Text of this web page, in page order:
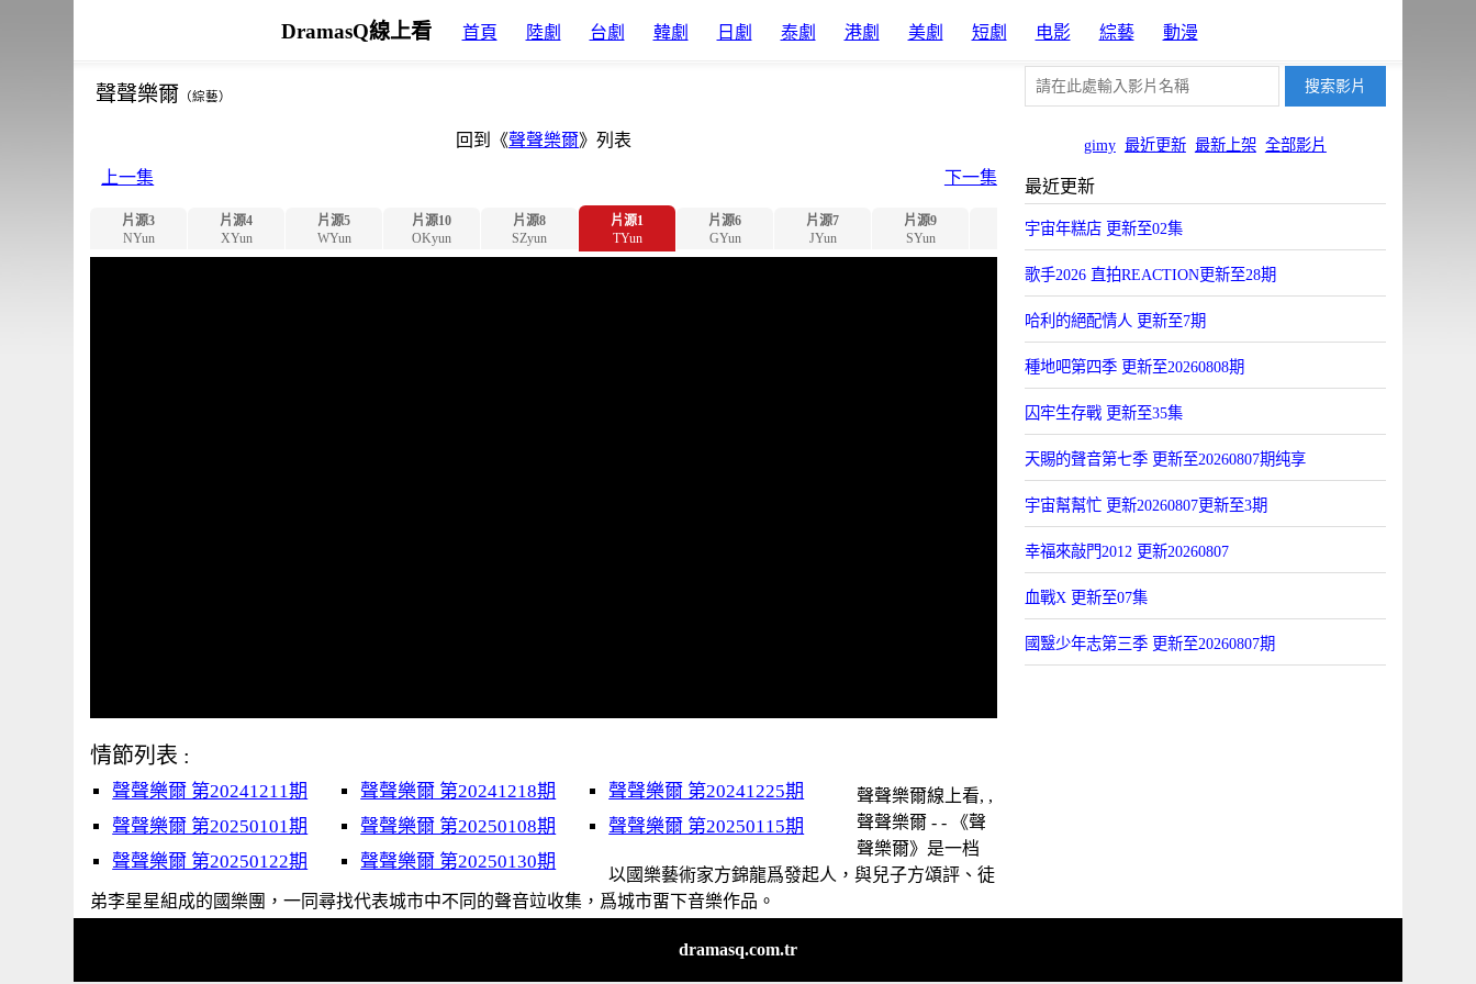
DramasQ線上看 首頁 陸劇 台劇 韓劇 日劇 泰劇 港劇 美劇 短劇 电影 綜藝 動漫
gimy 最近更新 最新上架 全部影片
聲聲樂爾 （綜藝）
回到《聲聲樂爾》列表
上一集
下一集
片源3
NYun
片源4
XYun
片源5
WYun
片源10
OKyun
片源8
SZyun
片源1
TYun
片源6
GYun
片源7
JYun
片源9
SYun
片源2
OYun
情節列表 :
聲聲樂爾 第20241211期 聲聲樂爾 第20241218期
聲聲樂爾 第20241225期
聲聲樂爾 第20250101期
聲聲樂爾 第20250108期
聲聲樂爾 第20250115期
聲聲樂爾 第20250122期
聲聲樂爾 第20250130期
聲聲樂爾線上看, ,
聲聲樂爾 - - 《聲
聲樂爾》是一档
以國樂藝術家方錦龍爲發起人，與兒子方頌評、徒
弟李星星組成的國樂團，一同尋找代表城市中不同的聲音竝收集，爲城市畱下音樂作品。
最近更新
宇宙年糕店 更新至02集
歌手2026 直拍REACTION更新至28期
哈利的絕配情人 更新至7期
種地吧第四季 更新至20260808期
囚牢生存戰 更新至35集
天賜的聲音第七季 更新至20260807期纯享
宇宙幫幫忙 更新20260807更新至3期
幸福來敲門2012 更新20260807
血戰X 更新至07集
國毉少年志第三季 更新至20260807期
dramasq.com.tr